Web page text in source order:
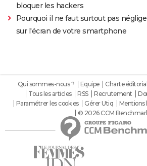
bloquer les hackers
Pourquoi il ne faut surtout pas
sur l'écran de votre smartphone
Qui sommes-nous ? Equipe Charte
Tous les articles
RSS Recrutement
Paramétrer les cookies
Gérer Utiq Mentions
© 2026 CCM